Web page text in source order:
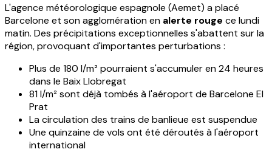
L'agence météorologique espagnole (Aemet) a placé
Barcelone et son agglomération en alerte rouge ce lundi
matin. Des précipitations exceptionnelles s'abattent sur la
région, provoquant d'importantes perturbations :
Plus de 180 l/m² pourraient s'accumuler en 24 heures
dans le Baix Llobregat
81 l/m² sont déjà tombés à l'aéroport de Barcelone El
Prat
La circulation des trains de banlieue est suspendue
Une quinzaine de vols ont été déroutés à l'aéroport
international